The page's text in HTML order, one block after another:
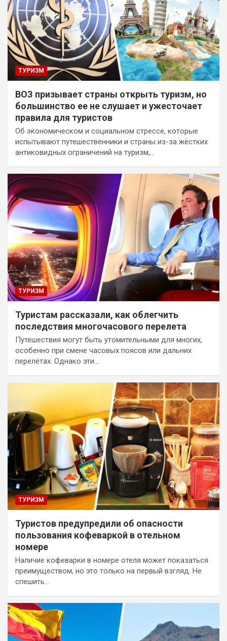
ТУРИЗМ
ВОЗ призывает страны открыть туризм, но
большинство ее не слушает и ужесточает
правила для туристов
Об экономическом и социальном стрессе, которые
испытывают путешественники и страны из-за жёстких
антиковидных ограничений на туризм,…
ТУРИЗМ
Туристам рассказали, как облегчить
последствия многочасового перелета
Путешествия могут быть утомительными для многих,
особенно при смене часовых поясов или дальних
перелётах. Однако эти…
ТУРИЗМ
Туристов предупредили об опасности
пользования кофеваркой в отельном
номере
Наличие кофеварки в номере отеля может показаться
преимуществом, но это только на первый взгляд. Не
спешить…